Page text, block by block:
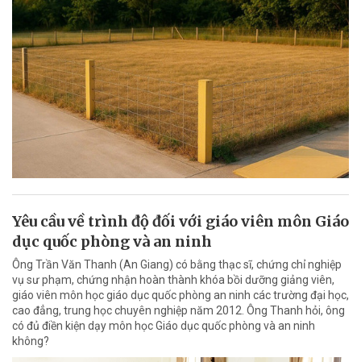
Yêu cầu về trình độ đối với giáo viên môn Giáo
dục quốc phòng và an ninh
Ông Trần Văn Thanh (An Giang) có bằng thạc sĩ, chứng chỉ nghiệp
vụ sư phạm, chứng nhận hoàn thành khóa bồi dưỡng giảng viên,
giáo viên môn học giáo dục quốc phòng an ninh các trường đại học,
cao đẳng, trung học chuyên nghiệp năm 2012. Ông Thanh hỏi, ông
có đủ điền kiện dạy môn học Giáo dục quốc phòng và an ninh
không?